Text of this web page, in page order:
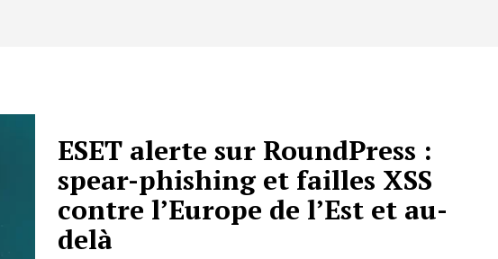
ESET alerte sur RoundPress :
spear-phishing et failles XSS
contre l’Europe de l’Est et au-
delà